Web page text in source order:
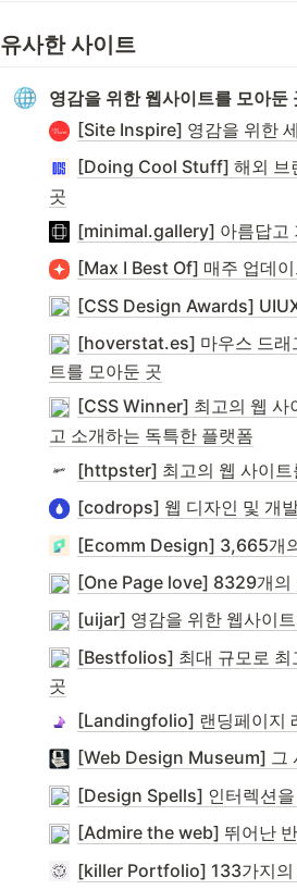
유사한 사이트
영감을 위한 웹사이트를 모아둔
[Site Inspire] 영감을 위한
[Doing Cool Stuff] 해외 브
곳
[minimal.gallery] 아름답고
[Max I Best Of] 매주 업데
[CSS Design Awards]
[hoverstat.es] 마우스 드래
트를 모아둔 곳
[CSS Winner] 최고의 웹 사
고 소개하는 독특한 플랫폼
[httpster] 최고의 웹 사이트
[codrops] 웹 디자인 및 개
[Ecomm Design] 3,665개
[One Page love] 8329개의
[uijar] 영감을 위한 웹사이
[Bestfolios] 최대 규모로 최
곳
[Landingfolio] 랜딩페이지
[Web Design Museum] 그
[Design Spells] 인터렉션을
[Admire the web] 뛰어난
[killer Portfolio] 133가지의